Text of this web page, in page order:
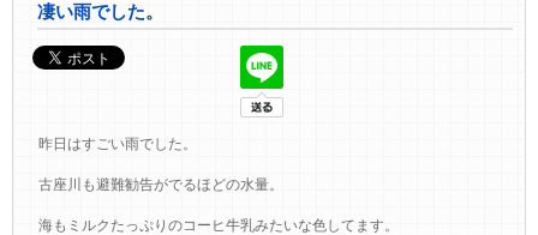
凄い雨でした。
昨日はすごい雨でした。
古座川も避難勧告がでるほどの水量。
海もミルクたっぷりのコーヒ牛乳みたいな色してます。